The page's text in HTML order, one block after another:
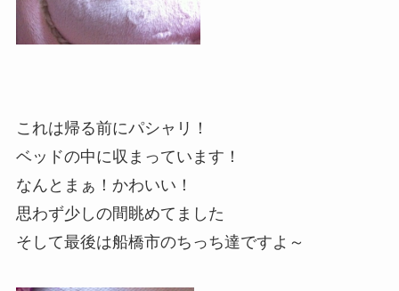
これは帰る前にパシャリ！
ベッドの中に収まっています！
なんとまぁ！かわいい！
思わず少しの間眺めてました
そして最後は船橋市のちっち達ですよ～